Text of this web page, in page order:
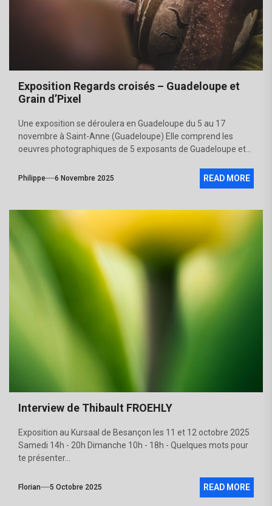
Exposition Regards croisés – Guadeloupe et
Grain d’Pixel
Une exposition se déroulera en Guadeloupe du 5 au 17
novembre à Saint-Anne (Guadeloupe) Elle comprend les
oeuvres photographiques de 5 exposants de Guadeloupe et...
Philippe 6 Novembre 2025 READ MORE
Interview de Thibault FROEHLY
Exposition au Kursaal de Besançon les 11 et 12 octobre 2025
Samedi 14h - 20h Dimanche 10h - 18h - Quelques mots pour
te présenter...
Florian 5 Octobre 2025 READ MORE